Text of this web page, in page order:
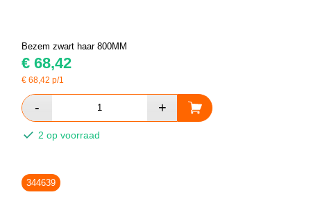
Bezem zwart haar 800MM
€ 68,42
€68,42 p/1
2 op voorraad
344639